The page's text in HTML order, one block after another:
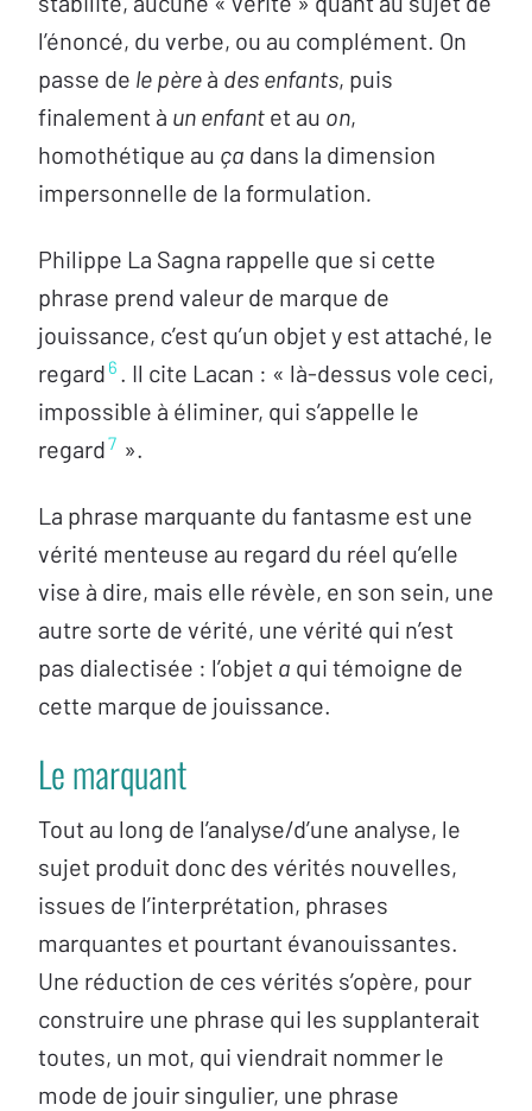
l’énoncé, du verbe, ou au complément. On
passe de le père à des enfants, puis
finalement à un enfant et au on,
homothétique au ça dans la dimension
impersonnelle de la formulation.
Philippe La Sagna rappelle que si cette
phrase prend valeur de marque de
jouissance, c’est qu’un objet y est attaché, le
regard 6 . Il cite Lacan : « là-dessus vole ceci,
impossible à éliminer, qui s’appelle le
regard7 ».
La phrase marquante du fantasme est une
vérité menteuse au regard du réel qu’elle
vise à dire, mais elle révèle, en son sein, une
autre sorte de vérité, une vérité qui n’est
pas dialectisée : l’objet a qui témoigne de
cette marque de jouissance.
Le marquant
Tout au long de l’analyse/d’une analyse, le
sujet produit donc des vérités nouvelles,
issues de l’interprétation, phrases
marquantes et pourtant évanouissantes.
Une réduction de ces vérités s’opère, pour
construire une phrase qui les supplanterait
toutes, un mot, qui viendrait nommer le
mode de jouir singulier, une phrase